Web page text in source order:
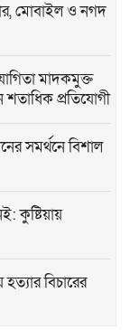
মোবাইল ও নগদ
মাদকমুক্ত
প্রতিযোগী
সমর্থনে বিশাল
কুষ্টিয়ায়
বিচারের